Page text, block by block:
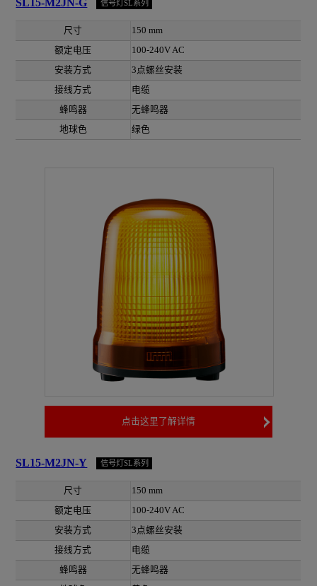
SL15-M2JN-G 信号灯SL系列
尺寸
150 mm
额定电压
100-240V AC
安装方式
3点螺丝安装
接线方式
电缆
蜂鸣器
无蜂鸣器
地球色
绿色
点击这里了解详情
SL15-M2JN-Y 信号灯SL系列
尺寸
150 mm
额定电压
100-240V AC
安装方式
3点螺丝安装
接线方式
电缆
蜂鸣器
无蜂鸣器